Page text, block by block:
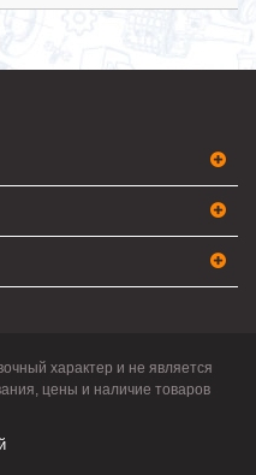
характер и не является
цены и наличие товаров